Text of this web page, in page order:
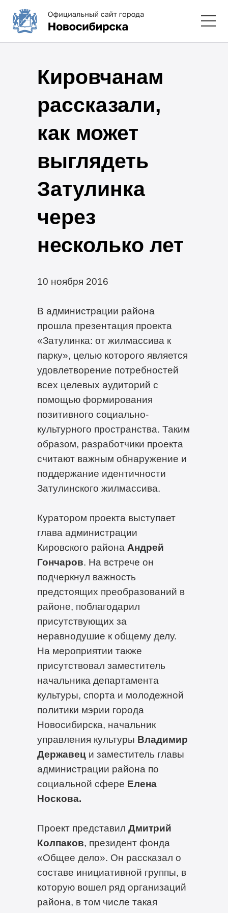
Кировчанам
рассказали,
как может
выглядеть
Затулинка
через
несколько лет
10 ноября 2016
В администрации района
прошла презентация проекта
«Затулинка: от жилмассива к
парку», целью которого является
удовлетворение потребностей
всех целевых аудиторий с
помощью формирования
позитивного социально-
культурного пространства. Таким
образом, разработчики проекта
считают важным обнаружение и
поддержание идентичности
Затулинского жилмассива.
Куратором проекта выступает
глава администрации
Кировского района Андрей
Гончаров. На встрече он
подчеркнул важность
предстоящих преобразований в
районе, поблагодарил
присутствующих за
неравнодушие к общему делу.
На мероприятии также
присутствовал заместитель
начальника департамента
культуры, спорта и молодежной
политики мэрии города
Новосибирска, начальник
управления культуры Владимир
Державеци заместитель главы
администрации района по
социальной сфере Елена
Носкова.
Проект представил Дмитрий
Колпаков, президент фонда
«Общее дело». Он рассказал о
составе инициативной группы, в
которую вошел ряд организаций
района, в том числе такая